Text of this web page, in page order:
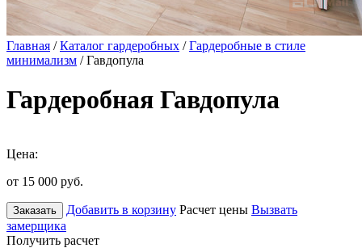
Главная /Каталог гардеробных /Гардеробные в стиле
минимализм / Гавдопула
Гардеробная Гавдопула
Цена:
от 15 000 руб.
Заказать Добавить в корзину Расчет цены Вызвать
замерщика
Получить расчет